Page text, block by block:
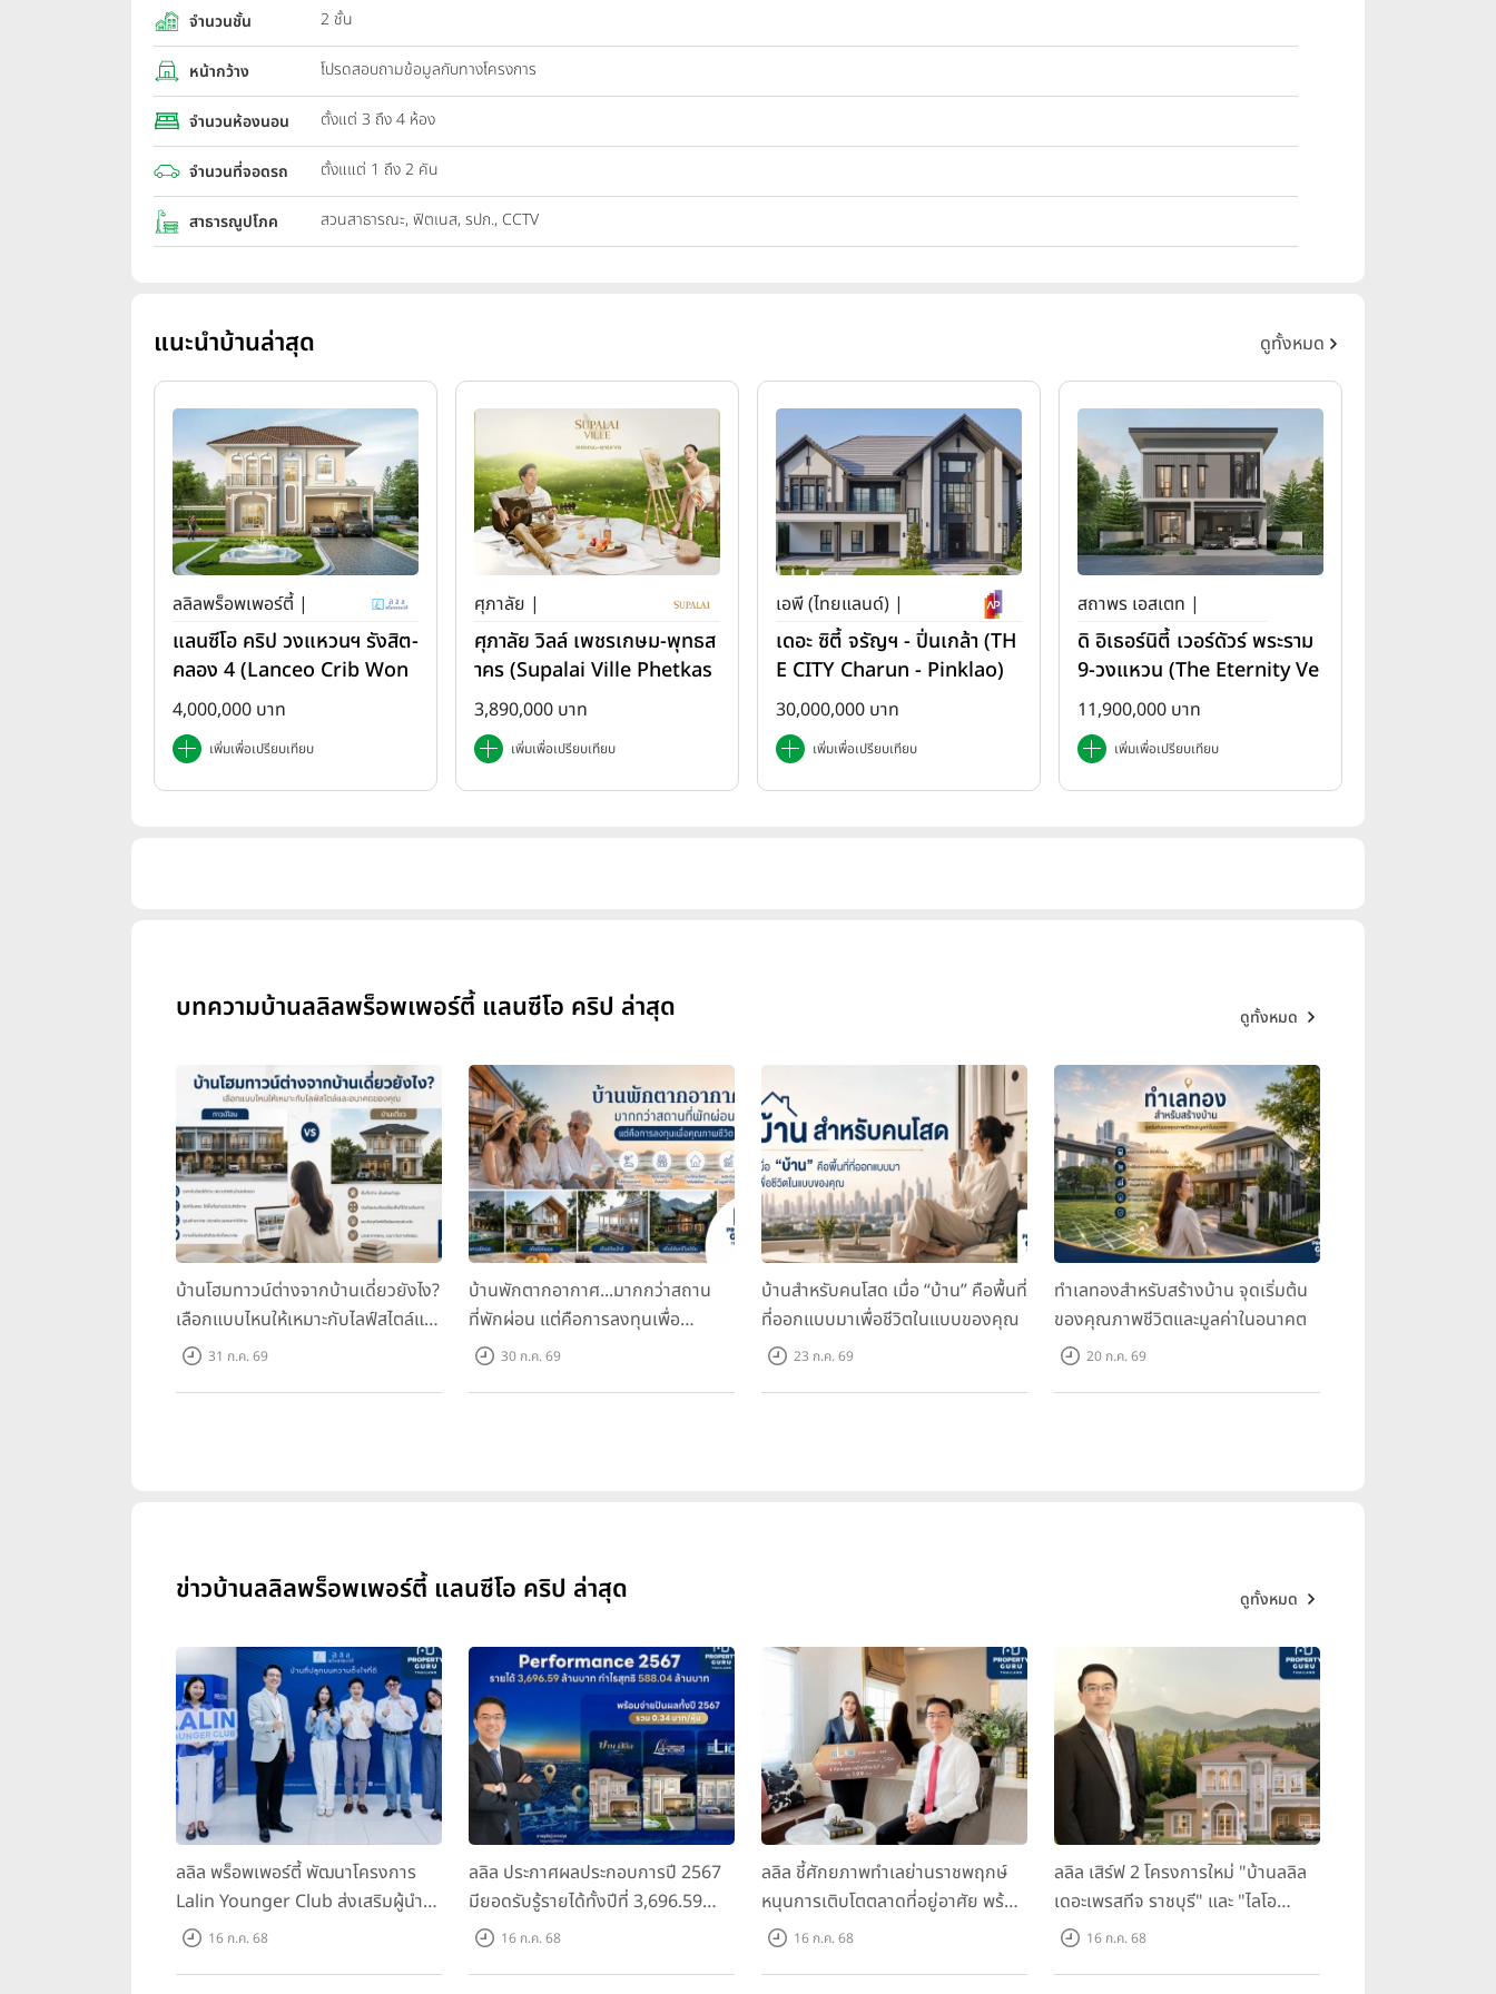
จำนวนชั้น 2 ชั้น
หน้ากว้าง โปรดสอบถามข้อมูลกับทางโครงการ
จำนวนห้องนอน ตั้งแต่ 3 ถึง 4 ห้อง
จำนวนที่จอดรถ ตั้งแแต่ 1 ถึง 2 คัน
สาธารณูปโภค สวนสาธารณะ, ฟิตเนส, รปภ., CCTV
แนะนำบ้านล่าสุด ดูทั้งหมด
ลลิลพร็อพเพอร์ตี้ |
แลนซีโอ คริป วงแหวนฯ รังสิต-
คลอง 4 (Lanceo Crib Won
gwan Rangsit-Khlong4)
4,000,000 บาท
เพิ่มเพื่อเปรียบเทียบ
ศุภาลัย |
ศุภาลัย วิลล์ เพชรเกษม-พุทธส
าคร (Supalai Ville Phetkas
em-Phutthasakorn)
3,890,000 บาท
เพิ่มเพื่อเปรียบเทียบ
เอพี (ไทยแลนด์) |
เดอะ ซิตี้ จรัญฯ - ปิ่นเกล้า (TH
E CITY Charun - Pinklao)
30,000,000 บาท
เพิ่มเพื่อเปรียบเทียบ
สถาพร เอสเตท |
ดิ อิเธอร์นิตี้ เวอร์ดัวร์ พระราม
9-วงแหวน (The Eternity Ve
rdure Rama 9-Wongwae
n)
11,900,000 บาท
เพิ่มเพื่อเปรียบเทียบ
บทความบ้านลลิลพร็อพเพอร์ตี้ แลนซีโอ คริป ล่าสุด ดูทั้งหมด
บ้านโฮมทาวน์ต่างจากบ้านเดี่ยวยังไง?
เลือกแบบไหนให้เหมาะกับไลฟ์สไตล์และ
อนาคตของคุณ
31 ก.ค. 69
บ้านพักตากอากาศ...มากกว่าสถาน
ที่พักผ่อน แต่คือการลงทุนเพื่อ
คุณภาพชีวิต
30 ก.ค. 69
บ้านสำหรับคนโสด เมื่อ “บ้าน” คือพื้นที่
ที่ออกแบบมาเพื่อชีวิตในแบบของคุณ
23 ก.ค. 69
ทำเลทองสำหรับสร้างบ้าน จุดเริ่มต้น
ของคุณภาพชีวิตและมูลค่าในอนาคต
20 ก.ค. 69
ข่าวบ้านลลิลพร็อพเพอร์ตี้ แลนซีโอ คริป ล่าสุด ดูทั้งหมด
ลลิล พร็อพเพอร์ตี้ พัฒนาโครงการ
Lalin Younger Club ส่งเสริมผู้นำ
รุ่นใหม่ พัฒนาองค์กรสู่อนาคต
16 ก.ค. 68
ลลิล ประกาศผลประกอบการปี 2567
มียอดรับรู้รายได้ทั้งปีที่ 3,696.59
ล้านบาท กำไรสุทธิ 588.04 ล้านบาท
16 ก.ค. 68
ลลิล ชี้ศักยภาพทำเลย่านราชพฤกษ์
หนุนการเติบโตตลาดที่อยู่อาศัย พร้อม
เปิดตัวโครงการใหม่ "ไลโอ
16 ก.ค. 68
ลลิล เสิร์ฟ 2 โครงการใหม่ "บ้านลลิล
เดอะเพรสทีจ ราชบุรี" และ "ไลโอ
ราชบุรี" บ้าน และทาวน์โฮมสไตล์
16 ก.ค. 68